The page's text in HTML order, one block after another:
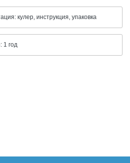
кулер, инструкция, упаковка
1 год